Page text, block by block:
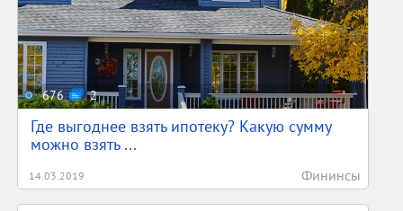
676 2
Где выгоднее взять ипотеку? Какую сумму
можно взять ...
14.03.2019 Фининсы